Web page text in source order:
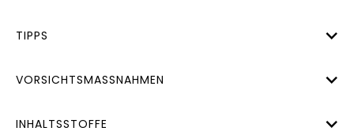
TIPPS
VORSICHTSMASSNAHMEN
INHALTSSTOFFE